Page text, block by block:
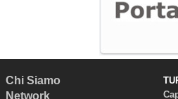
Chi Siamo
Network